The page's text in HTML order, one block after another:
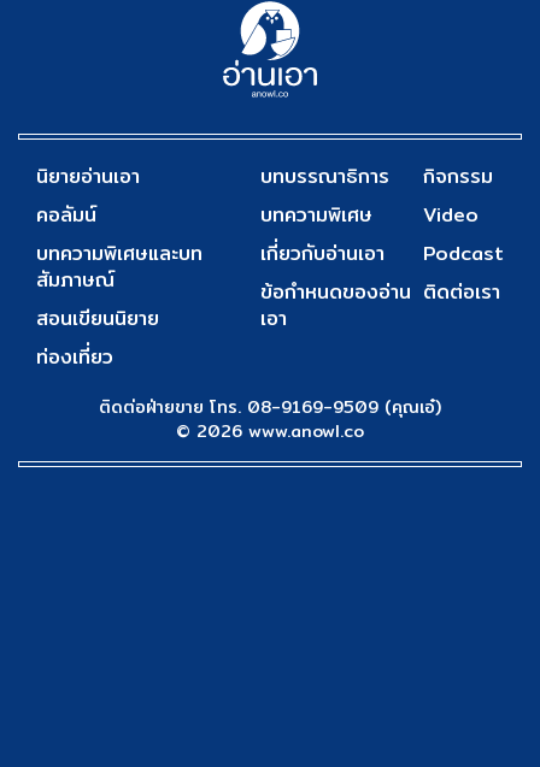
นิยายอ่านเอา
คอลัมน์
บทความพิเศษและบท
สัมภาษณ์
สอนเขียนนิยาย
ท่องเที่ยว
บทบรรณาธิการ
บทความพิเศษ
เกี่ยวกับอ่านเอา
ข้อกำหนดของอ่าน
เอา
กิจกรรม
Video
Podcast
ติดต่อเรา
ติดต่อฝ่ายขาย โทร. 08-9169-9509 (คุณเอ๋)
© 2026 www.anowl.co